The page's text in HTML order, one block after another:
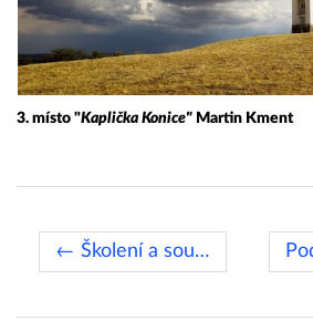
3. místo "Kaplička Konice" Martin Kment
← Školení a soutěž řidičů střední a východní Evropy 2017